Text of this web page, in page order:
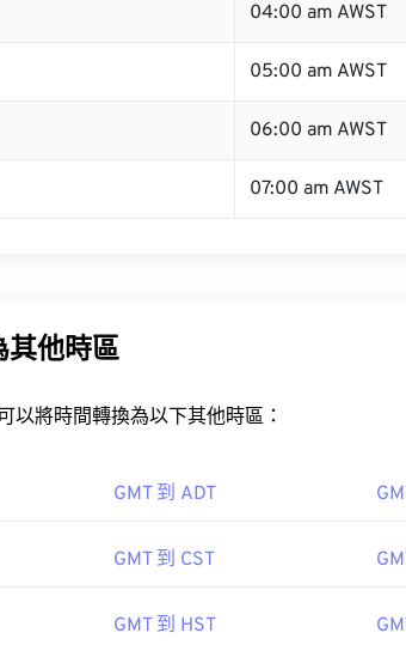
04:00 am AWST
05:00 am AWST
06:00 am AWST
07:00 am AWST
其他時區
以將時間轉換為以下其他時區：
GMT 到 ADT
GMT 到 CST
GMT 到 HST